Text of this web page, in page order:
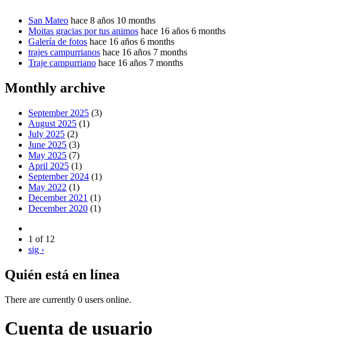
San Mateo hace 8 años 10 months
Moitas gracias por tus animos hace 16 años 6 months
Galería de fotos hace 16 años 6 months
trajes campurrianos hace 16 años 7 months
Traje campurriano hace 16 años 7 months
Monthly archive
September 2025 (3)
August 2025 (1)
July 2025 (2)
June 2025 (3)
May 2025 (7)
April 2025 (1)
September 2024 (1)
May 2022 (1)
December 2021 (1)
December 2020 (1)
1 of 12
sig ›
Quién está en línea
There are currently 0 users online.
Cuenta de usuario